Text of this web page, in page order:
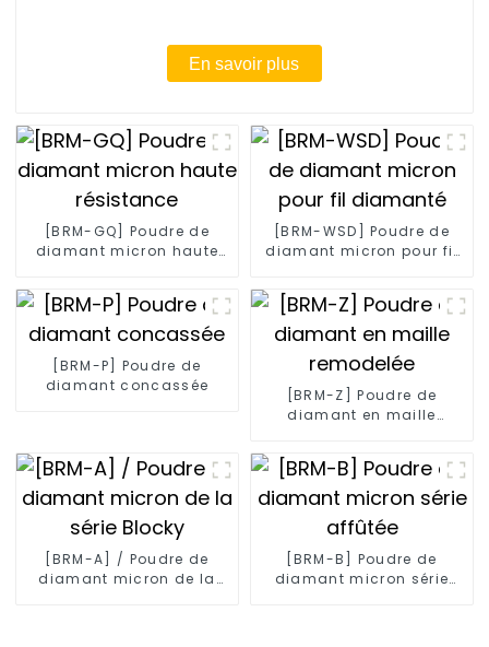
En savoir plus
[BRM-GQ] Poudre de
diamant micron haute
[BRM-WSD] Poudre de
diamant micron pour fil
[BRM-P] Poudre de
diamant concassée
[BRM-Z] Poudre de
diamant en maille
[BRM-A] / Poudre de
diamant micron de la
[BRM-B] Poudre de
diamant micron série